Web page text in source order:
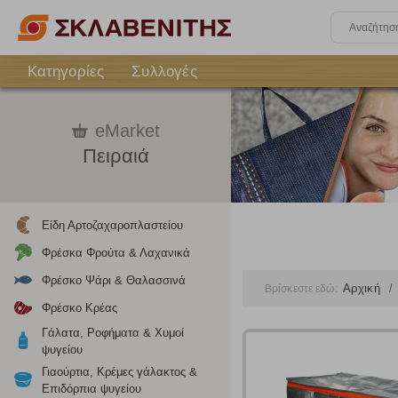
Κατηγορίες
Συλλογές
eMarket
Πειραιά
Είδη Αρτοζαχαροπλαστείου
Φρέσκα Φρούτα & Λαχανικά
Φρέσκο Ψάρι & Θαλασσινά
Φρέσκο Κρέας
Γάλατα, Ροφήματα & Χυμοί
ψυγείου
Γιαούρτια, Κρέμες γάλακτος &
Επιδόρπια ψυγείου
Βρίσκεστε εδώ: Αρχική